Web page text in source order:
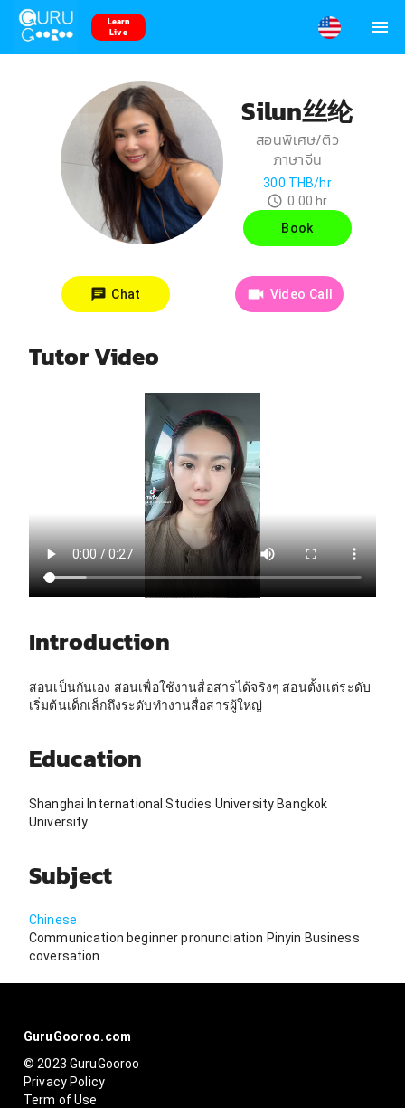
Learn
Live
Silun丝纶
สอนพิเศษ/ติว
ภาษาจีน
300 THB/hr
0.00 hr
Book
Chat Video Call
Tutor Video
Introduction
สอนเป็นกันเอง สอนเพื่อใช้งานสื่อสารได้จริงๆ สอนตั้งเเต่ระดับ
เริ่มต้นเด็กเล็กถึงระดับทำงานสื่อสารผู้ใหญ่
Education
Shanghai International Studies University Bangkok
University
Subject
Chinese
Communication beginner pronunciation Pinyin Business
coversation
GuruGooroo.com
© 2023 GuruGooroo
Privacy Policy
Term of Use